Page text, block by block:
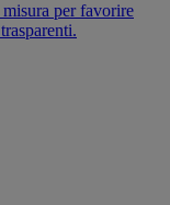
per favorire